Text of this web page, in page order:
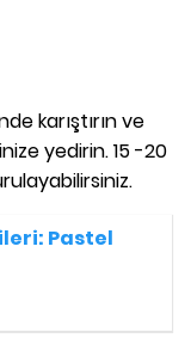
karıştırın ve
yedirin. 15 -20
Pastel